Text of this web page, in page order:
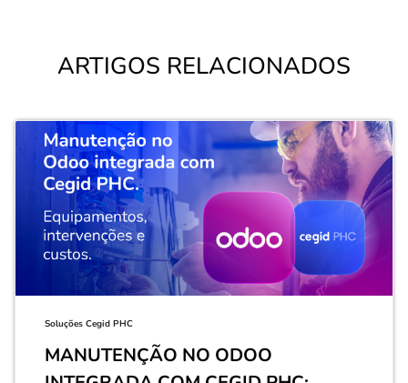
ARTIGOS RELACIONADOS
Soluções Cegid PHC
MANUTENÇÃO NO ODOO